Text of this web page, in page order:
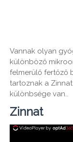
Vannak olyan
különböző
felmerülő fertőző
tartoznak a
különbsége van..
Zinnat